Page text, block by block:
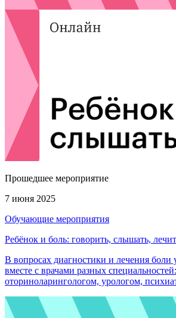
Прошедшее мероприятие
7 июня 2025
Обучающие мероприятия
Ребёнок и боль: говорить, слышать,
В вопросах диагностики и лечения боли
вместе с врачами разных
оториноларингологом, урологом,